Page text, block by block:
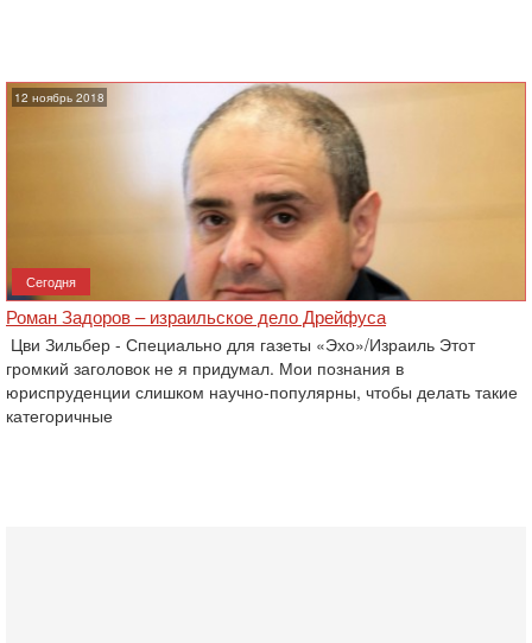
12 ноябрь 2018
Сегодня
Роман Задоров – израильское дело Дрейфуса
Цви Зильбер - Специально для газеты «Эхо»/Израиль Этот
громкий заголовок не я придумал. Мои познания в
юриспруденции слишком научно-популярны, чтобы делать такие
категоричные